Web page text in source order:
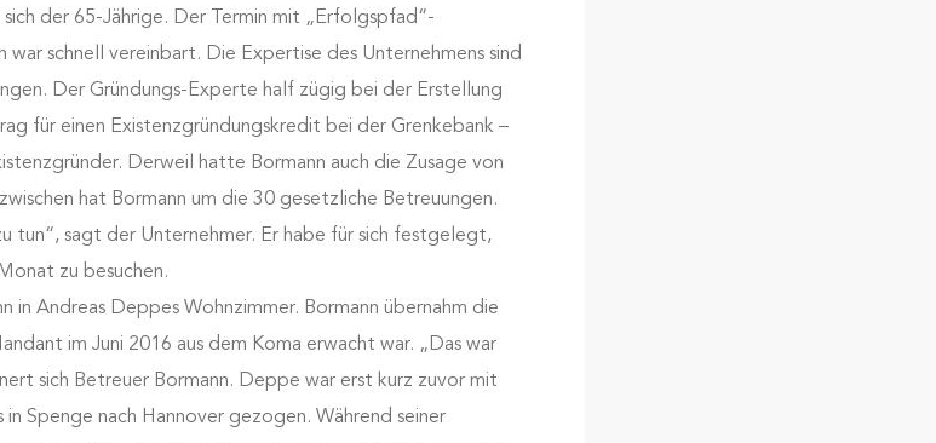
sich der 65-Jährige. Der Termin mit „Erfolgspfad“-
war schnell vereinbart. Die Expertise des Unternehmens sind
Der Gründungs-Experte half zügig bei der Erstellung
für einen Existenzgründungskredit bei der Grenkebank –
Derweil hatte Bormann auch die Zusage von
hat Bormann um die 30 gesetzliche Betreuungen.
tun“, sagt der Unternehmer. Er habe für sich festgelegt,
zu besuchen.
in Andreas Deppes Wohnzimmer. Bormann übernahm die
im Juni 2016 aus dem Koma erwacht war. „Das war
sich Betreuer Bormann. Deppe war erst kurz zuvor mit
Spenge nach Hannover gezogen. Während seiner